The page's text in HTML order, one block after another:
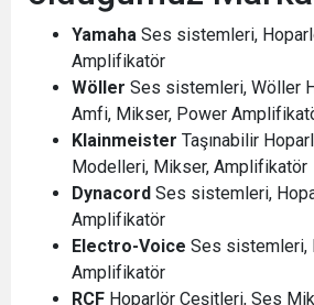
Yamaha Ses sistemleri,
Amplifikatör
Wöller Ses sistemleri, Wöller
Amfi, Mikser, Power
Klainmeister Taşınabilir
Modelleri, Mikser, Amplifikatör
Dynacord Ses sistemleri,
Amplifikatör
Electro-Voice Ses sistemleri,
Amplifikatör
RCF Hoparlör Çeşitleri, Ses